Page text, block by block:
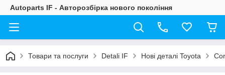
Autoparts IF - Авторозбірка нового покоління
Товари та послуги Detali IF Нові деталі Toyota